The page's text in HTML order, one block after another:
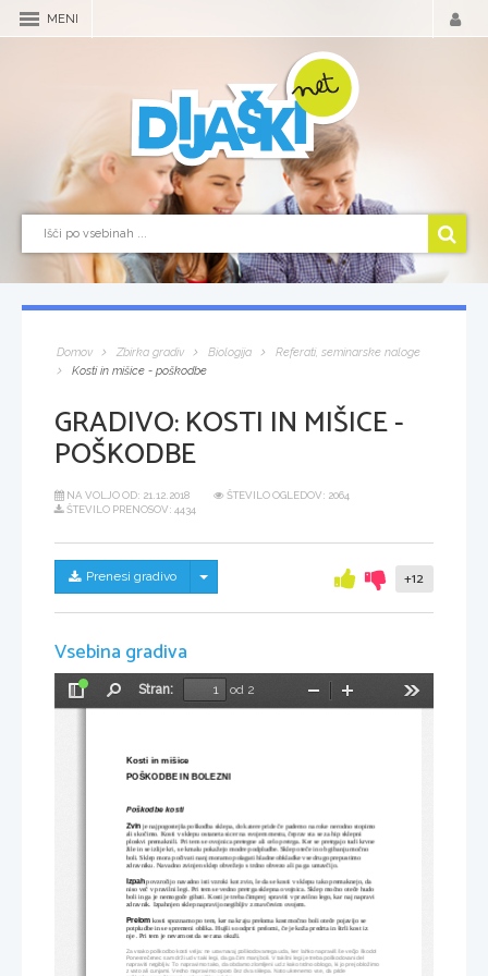
MENI
Domov Zbirka gradiv Biologija
Referati, seminarske naloge
Kosti in mišice - poškodbe
GRADIVO:KOSTI IN MIŠICE -
POŠKODBE
NA VOLJO OD: 21.12.2018
ŠTEVILO OGLEDOV: 2064
ŠTEVILO PRENOSOV: 4434
Prenesi gradivo Skrij/prikaži meni +12
Vsebina gradiva
Preklopi
Stran:
od 2
Pomanjšaj
Kosti in mišice
POŠKODBE IN BOLEZNI
Poškodbe kosti
Zvin je najpogostejša poškodba sklepa, do katere pride če pademo na roke nerodno stopimo
ali skočimo. Kosti v sklepu ostaneta sicer na svojem mestu, čeprav sta se za hip sklepni
ploskvi premaknili. Pri tem se ovojnica pretegne ali celo pretrga. Ker se pretrgajo tudi krvne
žile in se izlije kri, se kmalu pokažejo modre podpludbe. Sklep oteče in ob gibanju močno
boli. Sklep mora počivati nanj moramo polagati hladne obkladke vse drugo prepustimo
zdravniku. Navadno zvinjen sklep obvežejo s trdno obvezo ali pa ga umavčijo.
Izpah povzročijo navadno isti vzroki kot zvin, le da se kosti v sklepu tako premaknejo, da
niso več v pravilni legi. Pri tem se vedno pretrga sklepna ovojnica. Sklep močno oteče hudo
boli in ga je nemogoče gibati. Kosti je treba čimprej spraviti v pravilno lego, kar naj napravi
zdravnik. Izpahnjen sklep napravijo negibljiv z mavčevim ovojem.
Prelom kosti spoznamo po tem, ker na kraju preloma kost močno boli oteče pojavijo se
potpludbe in se spremeni oblika. Hujši so odprti prelomi, če je koža predrta in štrli kost iz
nje . Pri tem je nevarnost da se rana okuži.
Za vsako poškodbo kosti velja: ne uravnavaj poškodovanega uda, ker lahko napraviš še večjo škodo!
Ponesrečenec sam drži ud v taki legi, da ga čim manj boli. V takšni legi je treba poškodovani del
napraviti negibljiv. To napravimo tako, da obdamo zlomljeni ud z kako trdno oblogo, ki jo prej obložimo
z vato ali cunjami. Vedno napravimo oporo čez dva sklepa. Nato ukrenemo vse, da pride